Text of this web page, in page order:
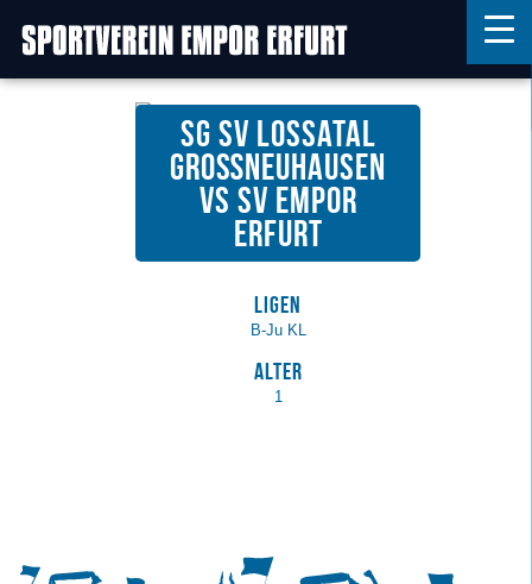
SG SV Lossatal
Großneuhausen
vs SV Empor
Erfurt
Ligen
B-Ju KL
Alter
1